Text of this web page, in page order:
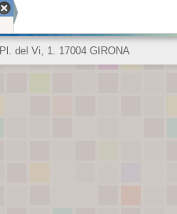
Pl. del Vi, 1. 17004 GIRONA